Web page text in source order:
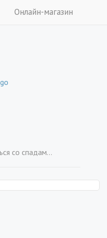
Онлайн-магазин
в рисовании